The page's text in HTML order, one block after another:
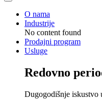
O nama
Industrije
No content found
Prodajni program
Usluge
Redovno
Dugogodišnje iskustvo